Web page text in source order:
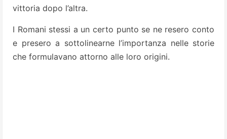
vittoria dopo l’altra.
I Romani stessi a un certo punto se ne resero conto
e presero a sottolinearne l’importanza nelle storie
che formulavano attorno alle loro origini.